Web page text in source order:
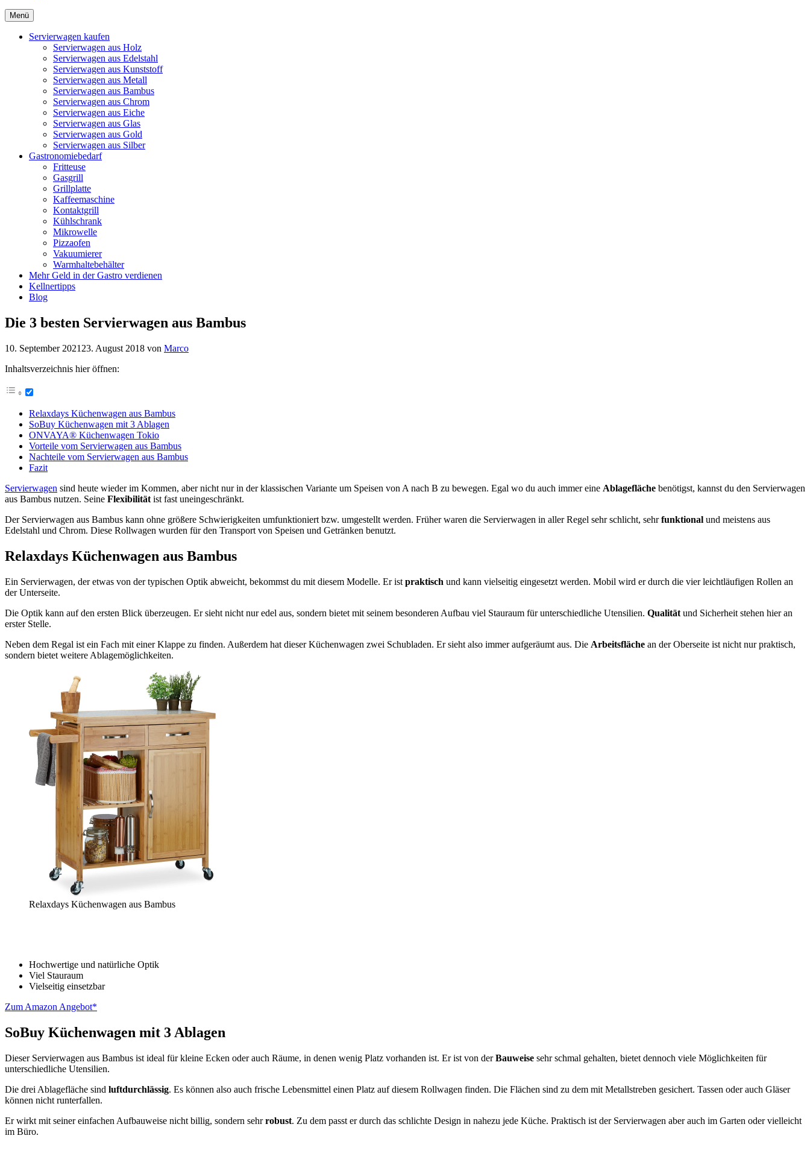
Menü
Servierwagen kaufen
Servierwagen aus Holz
Servierwagen aus Edelstahl
Servierwagen aus Kunststoff
Servierwagen aus Metall
Servierwagen aus Bambus
Servierwagen aus Chrom
Servierwagen aus Eiche
Servierwagen aus Glas
Servierwagen aus Gold
Servierwagen aus Silber
Gastronomiebedarf
Fritteuse
Gasgrill
Grillplatte
Kaffeemaschine
Kontaktgrill
Kühlschrank
Mikrowelle
Pizzaofen
Vakuumierer
Warmhaltebehälter
Mehr Geld in der Gastro verdienen
Kellnertipps
Blog
Die 3 besten Servierwagen aus Bambus
10. September 2021 23. August 2018 von Marco
Inhaltsverzeichnis hier öffnen:
Relaxdays Küchenwagen aus Bambus
SoBuy Küchenwagen mit 3 Ablagen
ONVAYA® Küchenwagen Tokio
Vorteile vom Servierwagen aus Bambus
Nachteile vom Servierwagen aus Bambus
Fazit
Servierwagen sind heute wieder im Kommen, aber nicht nur in der klassischen Variante um Speisen von A nach B zu bewegen. Egal wo du auch immer eine Ablagefläche benötigst, kannst du den Servierwagen
aus Bambus nutzen. Seine Flexibilität ist fast uneingeschränkt.
Der Servierwagen aus Bambus kann ohne größere Schwierigkeiten umfunktioniert bzw. umgestellt werden. Früher waren die Servierwagen in aller Regel sehr schlicht, sehrfunktional und meistens aus
Edelstahl und Chrom. Diese Rollwagen wurden für den Transport von Speisen und Getränken benutzt.
Relaxdays Küchenwagen aus Bambus
Ein Servierwagen, der etwas von der typischen Optik abweicht, bekommst du mit diesem Modelle. Er ist praktisch und kann vielseitig eingesetzt werden. Mobil wird er durch die vier leichtläufigen Rollen an
der Unterseite.
Die Optik kann auf den ersten Blick überzeugen. Er sieht nicht nur edel aus, sondern bietet mit seinem besonderen Aufbau viel Stauraum für unterschiedliche Utensilien. Qualität und Sicherheit stehen hier an
erster Stelle.
Neben dem Regal ist ein Fach mit einer Klappe zu finden. Außerdem hat dieser Küchenwagen zwei Schubladen. Er sieht also immer aufgeräumt aus. Die Arbeitsfläche an der Oberseite ist nicht nur praktisch,
sondern bietet weitere Ablagemöglichkeiten.
Relaxdays Küchenwagen aus Bambus
Hochwertige und natürliche Optik
Viel Stauraum
Vielseitig einsetzbar
Zum Amazon Angebot*
SoBuy Küchenwagen mit 3 Ablagen
Dieser Servierwagen aus Bambus ist ideal für kleine Ecken oder auch Räume, in denen wenig Platz vorhanden ist. Er ist von derBauweise sehr schmal gehalten, bietet dennoch viele Möglichkeiten für
unterschiedliche Utensilien.
Die drei Ablagefläche sind luftdurchlässig. Es können also auch frische Lebensmittel einen Platz auf diesem Rollwagen finden. Die Flächen sind zu dem mit Metallstreben gesichert. Tassen oder auch Gläser
können nicht runterfallen.
Er wirkt mit seiner einfachen Aufbauweise nicht billig, sondern sehrrobust. Zu dem passt er durch das schlichte Design in nahezu jede Küche. Praktisch ist der Servierwagen aber auch im Garten oder vielleicht
im Büro.